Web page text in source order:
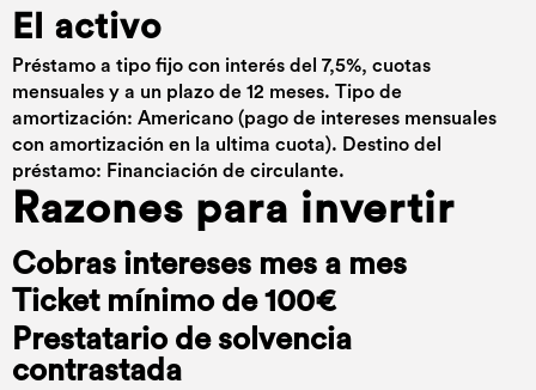
El activo
Préstamo a tipo fijo con interés del 7,5%, cuotas
mensuales y a un plazo de 12 meses. Tipo de
amortización: Americano (pago de intereses mensuales
con amortización en la ultima cuota). Destino del
préstamo: Financiación de circulante.
Razones para invertir
Cobras intereses mes a mes
Ticket mínimo de 100€
Prestatario de solvencia
contrastada